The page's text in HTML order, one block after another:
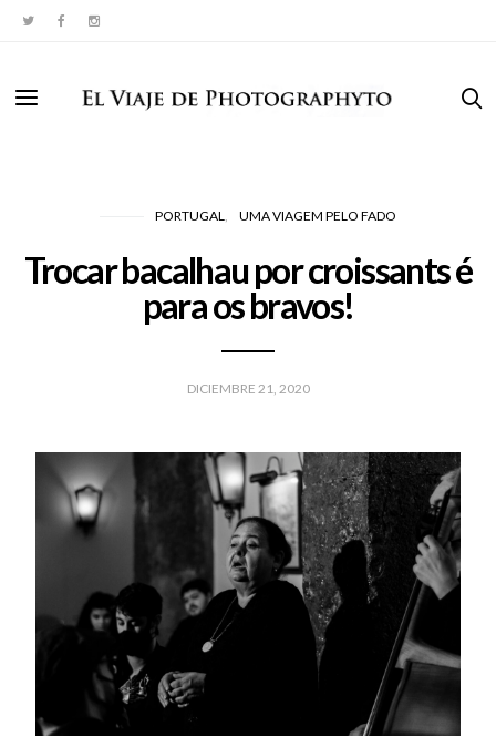
PORTUGAL UMA VIAGEM PELO FADO
Trocar bacalhau por croissants é
para os bravos!
DICIEMBRE 21, 2020